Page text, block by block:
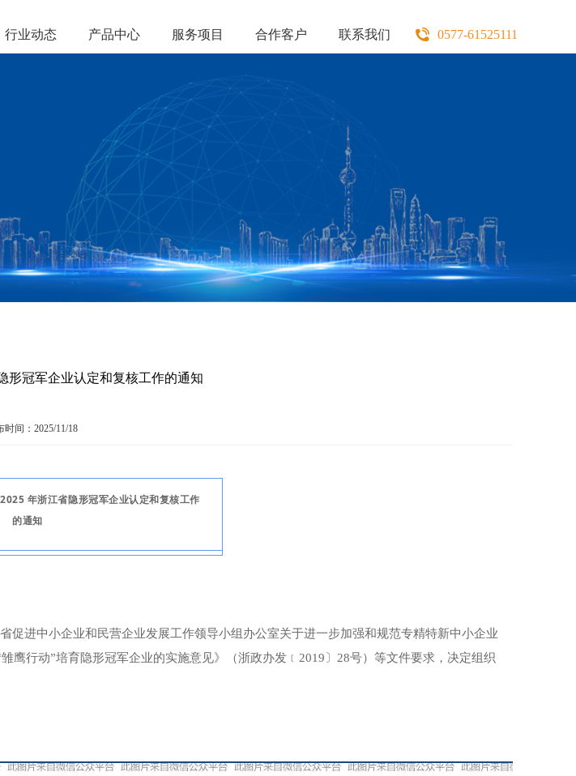
行业动态 产品中心 服务项目 合作客户 联系我们 0577-61525111
形冠军企业认定和复核工作的通知
时间：2025/11/18
年浙江省隐形冠军企业认定和复核工作
的通知
进中小企业和民营企业发展工作领导小组办公室关于进一步加强和规范专精特新中小企业
鹰行动”培育隐形冠军企业的实施意见》（浙政办发﹝2019〕28号）等文件要求，决定组织